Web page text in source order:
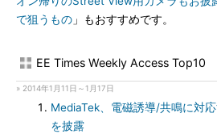
で狙うもの 」もおすすめです。
EE Times Weekly Access Top10
» 2014年1月11日～1月17日
MediaTek、電磁誘導/共鳴に対
を披露